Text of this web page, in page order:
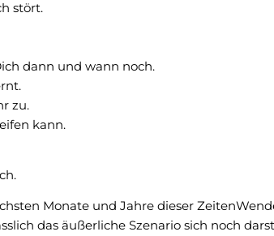
stört.
dann und wann noch.
zu.
kann.
Monate und Jahre dieser
das äußerliche Szenario sich noch